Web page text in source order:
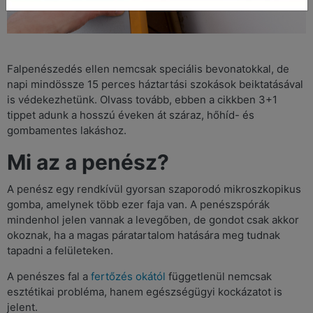
Falpenészedés ellen nemcsak speciális bevonatokkal, de
napi mindössze 15 perces háztartási szokások beiktatásával
is védekezhetünk. Olvass tovább, ebben a cikkben 3+1
tippet adunk a hosszú éveken át száraz, hőhíd- és
gombamentes lakáshoz.
Mi az a penész?
A penész egy rendkívül gyorsan szaporodó mikroszkopikus
gomba, amelynek több ezer faja van. A penészspórák
mindenhol jelen vannak a levegőben, de gondot csak akkor
okoznak, ha a magas páratartalom hatására meg tudnak
tapadni a felületeken.
A penészes fal a fertőzés okától függetlenül nemcsak
esztétikai probléma, hanem egészségügyi kockázatot is
jelent.